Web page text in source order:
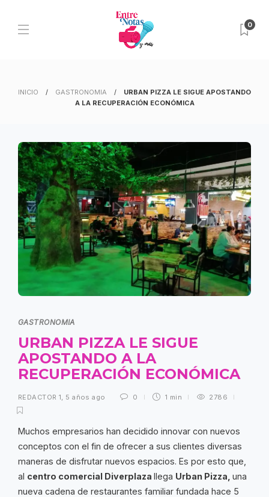
0
INICIO GASTRONOMIA
URBAN PIZZA LE SIGUE APOSTANDO
A LA RECUPERACIÓN ECONÓMICA
GASTRONOMIA
URBAN PIZZA LE SIGUE
APOSTANDO A LA
RECUPERACIÓN ECONÓMICA
REDACTOR 1 5 años ago 0 1 min 2786
Muchos empresarios han decidido innovar con nuevos
conceptos con el fin de ofrecer a sus clientes diversas
maneras de disfrutar nuevos espacios. Es por esto que,
al centro comercial Diverplaza llega Urban Pizza, una
nueva cadena de restaurantes familiar fundada hace 5